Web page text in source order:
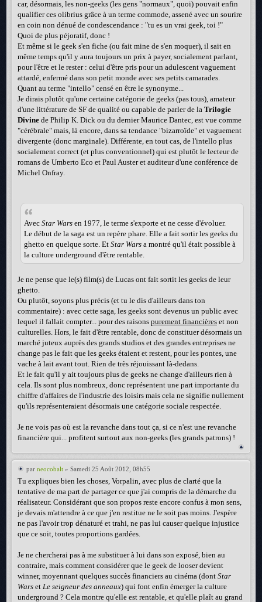
car, désormais, les non-geeks (les gens "normaux", quoi) pouvait enfin
qualifier ces olibrius grâce à un terme commode, assené avec un sourire
en coin non dénué de condescendance : "tu es un vrai geek, toi !"
Quoi de plus péjoratif, donc !
Et même si le geek s'en fiche (ou fait mine de s'en moquer), il sait en
même temps qu'il y aura toujours un prix à payer, socialement parlant,
pour l'être et le rester : celui d'être pris pour un adulescent vaguement
attardé, enfermé dans son petit monde avec ses petits camarades.
Quant au terme "intello" censé en être le synonyme...
Je dirais plutôt qu'une certaine catégorie de geeks (pas tous), amateur
d'une littérature de SF de qualité ou capable de parler de la Trilogie
Divine de Philip K. Dick ou du dernier Maurice Dantec, est vue comme
"cérébrale" mais, là encore, dans sa tendance "bizarroïde" et vaguement
divergente (donc marginale). Différente, en tout cas, de l'intello plus
socialement correct (et plus conventionnel) qui est plutôt le lecteur de
romans de Umberto Eco et Paul Auster et auditeur d'une conférence de
Michel Onfray.
Avec Star Wars en 1977, le terme s'exporte et ne cesse d'évoluer.
Le début de la saga est un repère phare. Elle a fait sortir les geeks du
ghetto en quelque sorte. Et Star Wars a montré qu'il était possible à
la culture underground d'être rentable.
Je ne pense que le(s) film(s) de Lucas ont fait sortit les geeks de leur
ghetto.
Ou plutôt, soyons plus précis (et tu le dis d'ailleurs dans ton
commentaire) : avec cette saga, les geeks sont devenus un public avec
lequel il fallait compter... pour des raisons purement financières et non
culturelles. Hors, le fait d'être rentable, donc de constituer désormais un
marché juteux auprès des grands studios et des grandes entreprises ne
change pas le fait que les geeks étaient et restent, pour les pontes, une
vache à lait avant tout. Rien de très réjouissant là-dedans.
Et le fait qu'il y ait toujours plus de geeks ne change d'ailleurs rien à
cela. Ils sont plus nombreux, donc représentent une part importante du
chiffre d'affaires de l'industrie des loisirs mais cela ne signifie nullement
qu'ils représenteraient désormais une catégorie sociale respectée.
Je ne vois pas où est la revanche dans tout ça, si ce n'est une revanche
financière qui... profitent surtout aux non-geeks (les grands patrons) !
par neocobalt » Samedi 25 Août 2012, 08h55
Tu expliques bien les choses, Vorpalin, avec plus de clarté que la
tentative de ma part de partager ce que j'ai compris de la démarche du
réalisateur. Considérant que son propos reste encore confus à mon sens,
je devais m'attendre à ce que j'en restitue ne le soit pas moins. J'espère
ne pas l'avoir trop dénaturé et trahi, ne pas lui causer quelque injustice
que ce soit, toutes proportions gardées.
Je ne chercherai pas à me substituer à lui dans son exposé, bien au
contraire, mais comment considérer que le geek de looser devient
winner, moyennant quelques succès financiers au cinéma (dont Star
Wars et Le seigneur des anneaux) qui font enfin émerger la culture
underground ? Cela montre qu'elle est rentable, et qu'elle plaît au grand